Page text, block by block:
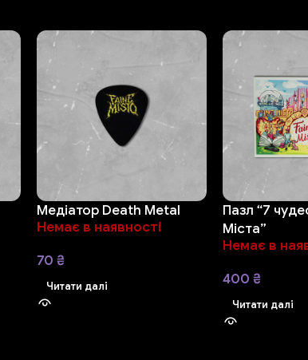
Медіатор Death Metal
Немає в наявності
70 ₴
Читати далі
Пазл “7
Міста”
Немає в
400₴
Читати далі